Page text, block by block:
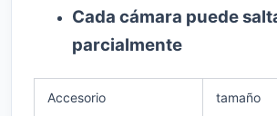
Cada cámara puede
parcialmente
Accesorio tamaño